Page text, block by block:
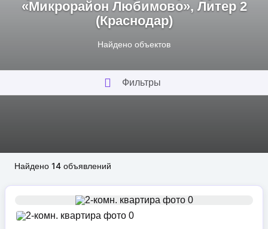
Фильтры
«Микрорайон Любимово», Литер 2
(Краснодар)
Найдено объектов
Найдено 14 объявлений